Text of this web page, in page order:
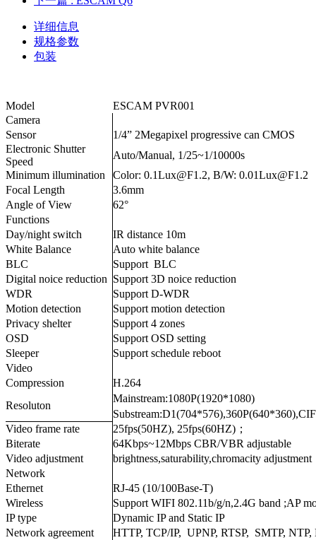
详细信息
规格参数
包装
Model
ESCAM PVR001
Camera
Sensor
1/4” 2Megapixel progressive can CMOS
Electronic Shutter
Speed
Auto/Manual, 1/25~1/10000s
Minimum illumination
Color: 0.1Lux@F1.2, B/W: 0.01Lux@F1.2
Focal Length
3.6mm
Angle of View
62°
Functions
Day/night switch
IR distance 10m
White Balance
Auto white balance
BLC
Support BLC
Digital noice reduction Support 3D noice reduction
WDR
Support D-WDR
Motion detection
Support motion detection
Privacy shelter
Support 4 zones
OSD
Support OSD setting
Sleeper
Support schedule reboot
Video
Compression
H.264
Resoluton
Mainstream:1080P(1920*1080)
Video frame rate
25fps(50HZ), 25fps(60HZ)；
Biterate
64Kbps~12Mbps CBR/VBR adjustable
Video adjustment
brightness,saturability,chromacity adjustment
Network
Ethernet
RJ-45 (10/100Base-T)
Wireless
Support WIFI 802.11b/g/n,2.4G band ;AP
IP type
Dynamic IP and Static IP
Network agreement
HTTP, TCP/IP, UPNP, RTSP, SMTP,